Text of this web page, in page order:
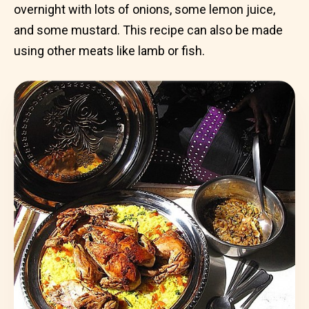
overnight with lots of onions, some lemon juice,
and some mustard. This recipe can also be made
using other meats like lamb or fish.